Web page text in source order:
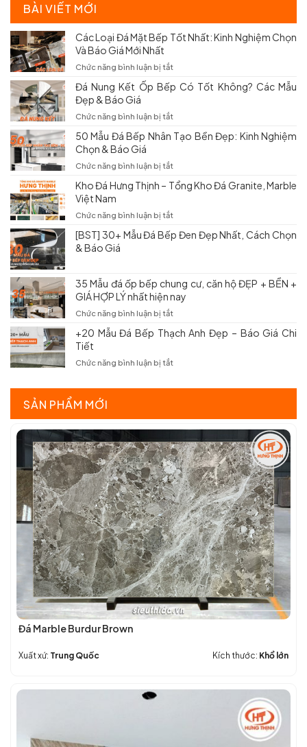
BÀI VIẾT MỚI
Các Loại Đá Mặt Bếp Tốt Nhất: Kinh Nghiệm Chọn
Và Báo Giá Mới Nhất
Chức năng bình luận bị tắtở
Loại
Tốt
Nghiệm
Chọn
Giá
Mới
Nhất
Đá Nung Kết Ốp Bếp Có Tốt Không? Các Mẫu
Đẹp & Báo Giá
Chức năng bình luận bị tắtở
Nung
Có
Các
Mẫu
50 Mẫu Đá Bếp Nhân Tạo Bền Đẹp: Kinh Nghiệm
Chọn & Báo Giá
Chức năng bình luận bị tắtở
Mẫu
Tạo
Nghiệm
Chọn
Báo
Giá
Kho Đá Hưng Thịnh – Tổng Kho Đá Granite, Marble
Việt Nam
Chức năng bình luận bị tắtở
Đá
Tổng
Kho
Granite,
Marble
[BST] 30+ Mẫu Đá Bếp Đen Đẹp Nhất, Cách Chọn
& Báo Giá
35 Mẫu đá ốp bếp chung cư, căn hộ ĐẸP + BỀN +
GIÁ HỢP LÝ nhất hiện nay
Chức năng bình luận bị tắtở
Mẫu
hộ
ĐẸP
+
BỀN
+
GIÁ
HỢP
LÝ
nhất
hiện
nay
+20 Mẫu Đá Bếp Thạch Anh Đẹp – Báo Giá Chi
Tiết
Chức năng bình luận bị tắtở
Thạch
Anh
Đẹp
–
Báo
Giá
Chi
Tiết
SẢN PHẨM MỚI
Đá Marble Burdur Brown
Xuất xứ: Trung Quốc Kích thước: Khổ lớn